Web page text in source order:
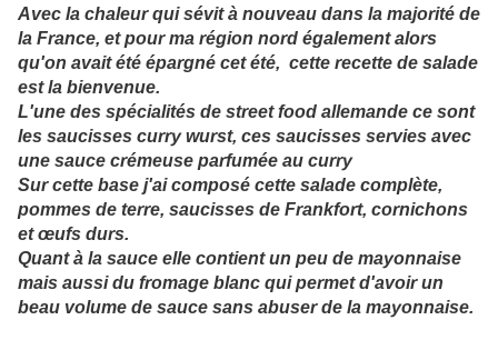
Avec la chaleur qui sévit à nouveau dans la majorité de
la France, et pour ma région nord également alors
qu'on avait été épargné cet été, cette recette de salade
est la bienvenue.
L'une des spécialités de street food allemande ce sont
les saucisses curry wurst, ces saucisses servies avec
une sauce crémeuse parfumée au curry
Sur cette base j'ai composé cette salade complète,
pommes de terre, saucisses de Frankfort, cornichons
et œufs durs.
Quant à la sauce elle contient un peu de mayonnaise
mais aussi du fromage blanc qui permet d'avoir un
beau volume de sauce sans abuser de la mayonnaise.